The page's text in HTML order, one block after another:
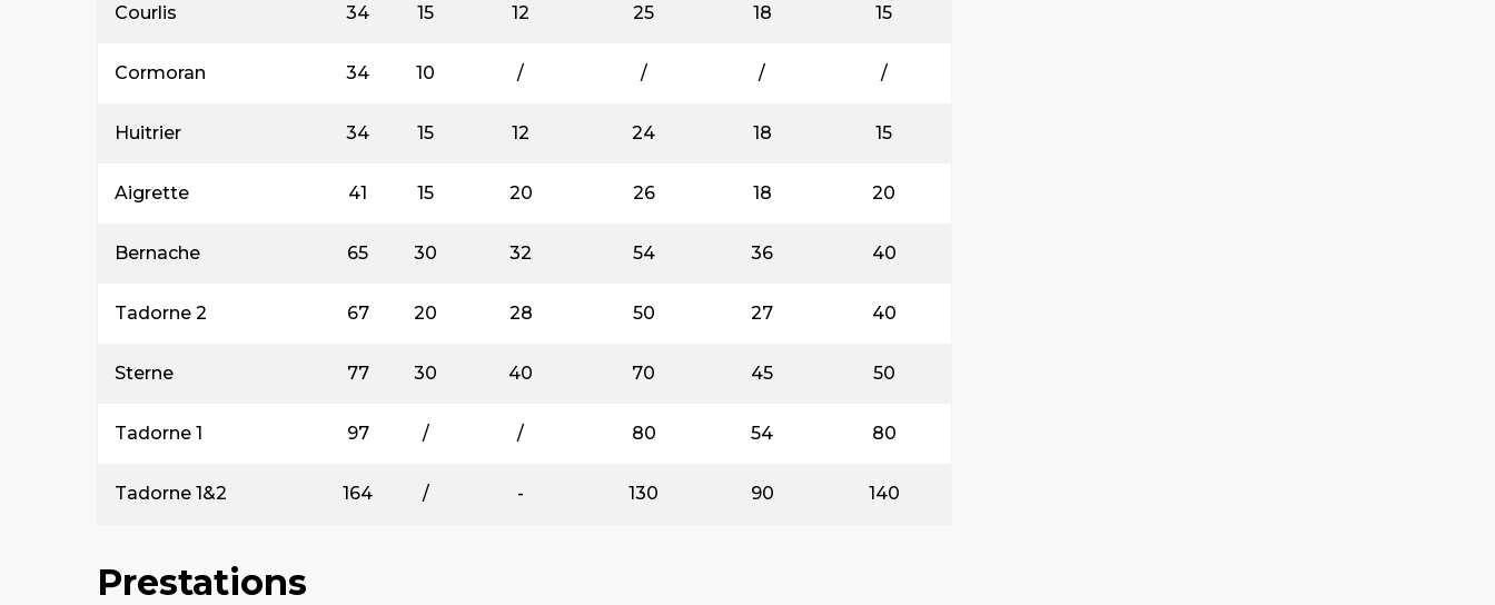
Courlis 34 15 12 25 18 15
Cormoran 34 10 / / / /
Huitrier 34 15 12 24 18 15
Aigrette 41 15 20 26 18 20
Bernache 65 30 32 54 36 40
Tadorne 2 67 20 28 50 27 40
Sterne 77 30 40 70 45 50
Tadorne 1 97 / / 80 54 80
Tadorne 1&2 164 / - 130 90 140
Prestations